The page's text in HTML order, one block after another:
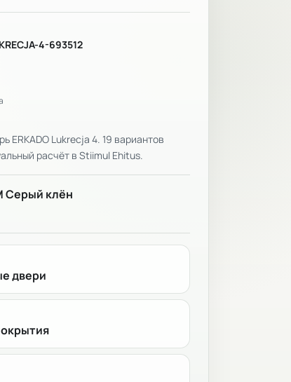
4-693512
ERKADO Lukrecja 4. 19 вариантов
расчёт в Stiimul Ehitus.
Серый клён
двери